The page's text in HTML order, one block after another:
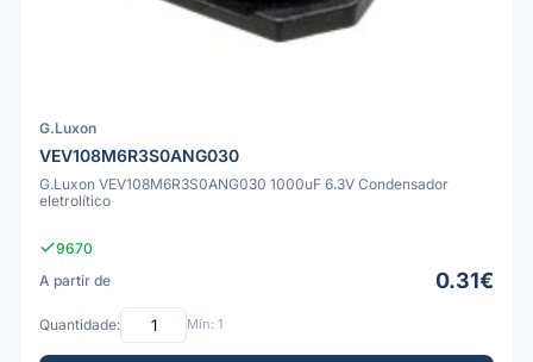
G.Luxon
VEV108M6R3S0ANG030
G.Luxon VEV108M6R3S0ANG030 1000uF 6.3V Condensador
eletrolítico
9670
A partir de
0.31€
Quantidade: Mín: 1